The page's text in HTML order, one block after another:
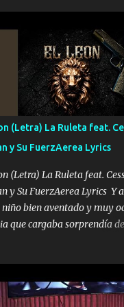
más que llenar Se
P...
junto con su hermano el
el Estado tiene andan
QUE PRONTO ESTARÁ
falten las bucanas ni
porque es platica de
estar alegres doy las
los deberes Música Si
problema de confianza
está el Hombre Cuarenta
Pariente 7 arreglan
no más es cuestión que
FALTA UN HERMANO
VIO POR LA FAMILIA
LEGADO Es el DOS de los
un cerebro inteligente
(Letra) La Ruleta feat.
y Su FuerzAerea Lyrics
(Letra) La Ruleta feat.
y Su FuerzAerea Lyrics Y
niño bien aventado y muy
que cargaba sorprendía
me la navego ando en